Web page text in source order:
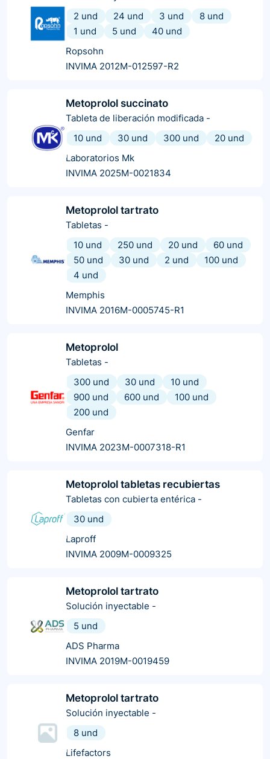
2 und
24 und 3 und
8 und
1 und
5 und
40 und
Ropsohn
INVIMA 2012M-012597-R2
Metoprolol succinato
Tableta de liberación modificada -
10 und
30 und 300 und
20 und
Laboratorios Mk
INVIMA 2025M-0021834
Metoprolol tartrato
Tabletas -
10 und
250 und 20 und
60 und
50 und
30 und 2 und
100 und
4 und
Memphis
INVIMA 2016M-0005745-R1
Metoprolol
Tabletas -
300 und
30 und
10 und
900 und
600 und
100 und
200 und
Genfar
INVIMA 2023M-0007318-R1
Metoprolol tabletas recubiertas
Tabletas con cubierta entérica -
30 und
Laproff
INVIMA 2009M-0009325
Metoprolol tartrato
Solución inyectable -
5 und
ADS Pharma
INVIMA 2019M-0019459
Metoprolol tartrato
Solución inyectable -
8 und
Lifefactors